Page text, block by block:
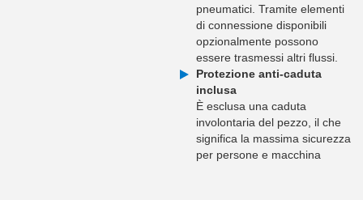
pneumatici. Tramite elementi
di connessione disponibili
opzionalmente possono
essere trasmessi altri flussi.
Protezione anti-caduta
inclusa
È esclusa una caduta
involontaria del pezzo, il che
significa la massima sicurezza
per persone e macchina